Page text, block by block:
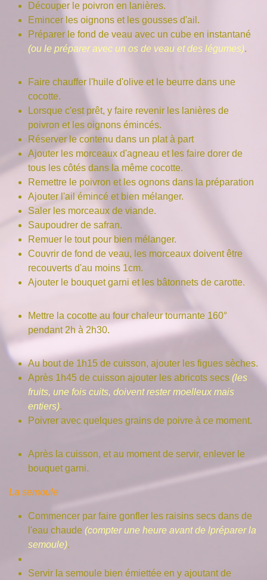
Découper le poivron en lanières.
Emincer les oignons et les gousses d'ail.
Préparer le fond de veau avec un cube en instantané
(ou le préparer avec un os de veau et des légumes).
Faire chauffer l'huile d'olive et le beurre dans une
cocotte.
Lorsque c'est prêt, y faire revenir les lanières de
poivron et les oignons émincés.
Réserver le contenu dans un plat à part
Ajouter les morceaux d'agneau et les faire dorer de
tous les côtés dans la même cocotte.
Remettre le poivron et les ognons dans la préparation
Ajouter l'ail émincé et bien mélanger.
Saler les morceaux de viande.
Saupoudrer de safran.
Remuer le tout pour bien mélanger.
Couvrir de fond de veau, les morceaux doivent être
recouverts d'au moins 1cm.
Ajouter le bouquet garni et les bâtonnets de carotte.
Mettre la cocotte au four chaleur tournante 160°
pendant 2h à 2h30.
Au bout de 1h15 de cuisson, ajouter les figues sèches.
Après 1h45 de cuisson ajouter les abricots secs (les
fruits, une fois cuits, doivent rester moelleux mais
entiers).
Poivrer avec quelques grains de poivre à ce moment.
Après la cuisson, et au moment de servir, enlever le
bouquet garni.
La semoule
Commencer par faire gonfler les raisins secs dans de
l'eau chaude (compter une heure avant de lpréparer la
semoule).
Servir la semoule bien émiettée en y ajoutant de